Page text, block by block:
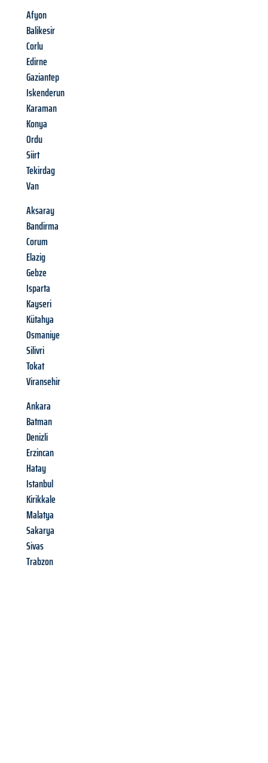
Afyon
Balikesir
Corlu
Edirne
Gaziantep
Iskenderun
Karaman
Konya
Ordu
Siirt
Tekirdag
Van
Aksaray
Bandirma
Corum
Elazig
Gebze
Isparta
Kayseri
Kütahya
Osmaniye
Silivri
Tokat
Viransehir
Ankara
Batman
Denizli
Erzincan
Hatay
Istanbul
Kirikkale
Malatya
Sakarya
Sivas
Trabzon